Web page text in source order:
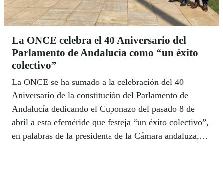
La ONCE celebra el 40 Aniversario del
Parlamento de Andalucía como “un éxito
colectivo”
La ONCE se ha sumado a la celebración del 40
Aniversario de la constitución del Parlamento de
Andalucía dedicando el Cuponazo del pasado 8 de
abril a esta efeméride que festeja “un éxito colectivo”,
en palabras de la presidenta de la Cámara andaluza,